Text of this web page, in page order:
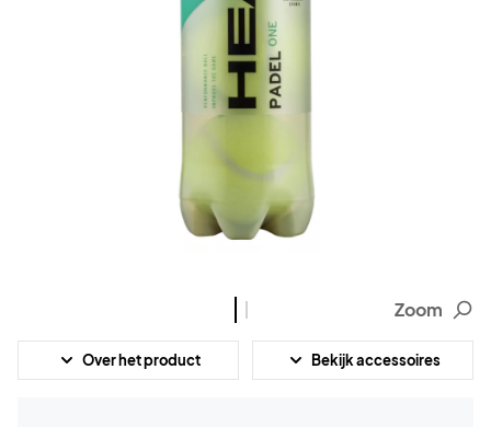
Zoom
Over het product Bekijk accessoires